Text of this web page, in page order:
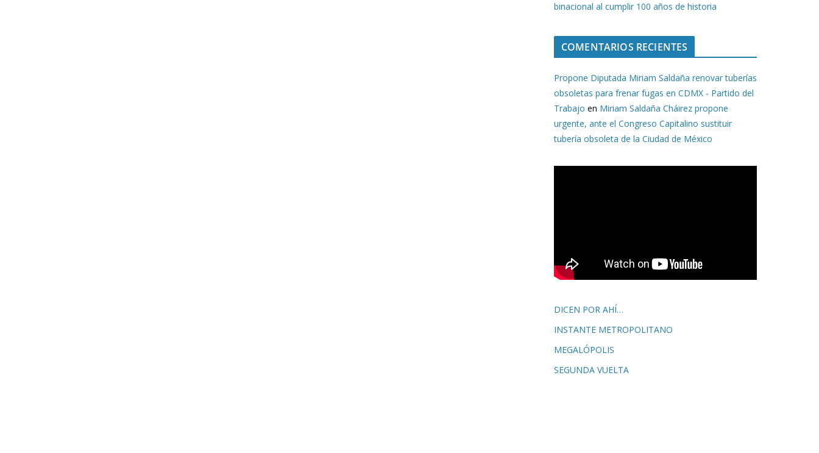
binacional al cumplir 100 años de historia
COMENTARIOS RECIENTES
Propone Diputada Miriam Saldaña renovar tuberías
obsoletas para frenar fugas en CDMX - Partido del
Trabajo en Miriam Saldaña Cháirez propone
urgente, ante el Congreso Capitalino sustituir
tubería obsoleta de la Ciudad de México
DICEN POR AHÍ…
INSTANTE METROPOLITANO
MEGALÓPOLIS
SEGUNDA VUELTA